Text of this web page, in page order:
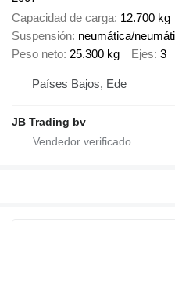
Capacidad de carga 12.700 kg
Suspensión neumática/
Peso neto 25.300 kg Ejes 3
Países Bajos, Ede
JB Trading bv